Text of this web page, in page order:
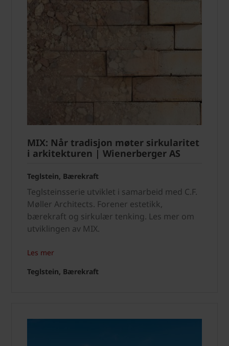
MIX: Når tradisjon møter sirkularitet
i arkitekturen | Wienerberger AS
Teglstein, Bærekraft
Teglsteinsserie utviklet i samarbeid med C.F.
Møller Architects. Forener estetikk,
bærekraft og sirkulær tenking. Les mer om
utviklingen av MIX.
Les mer
Teglstein, Bærekraft